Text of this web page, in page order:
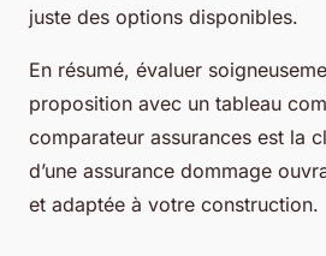
juste des options disponibles.
En résumé, évaluer
proposition avec un tableau
comparateur assurances est la
d’une assurance dommage
et adaptée à votre construction.